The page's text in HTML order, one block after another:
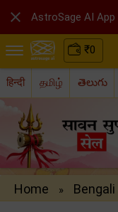
₹0
हिन्दी தமிழ் తెలుగు
Home » Bengali
 AstroSage AI App